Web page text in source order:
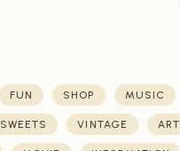
FUN SHOP MUSIC
SWEETS VINTAGE ART